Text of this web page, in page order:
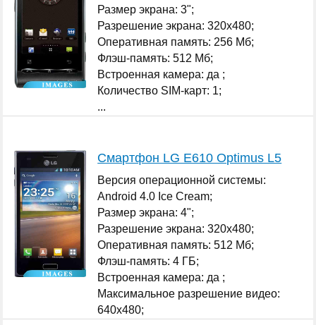
Размер экрана: 3";
Разрешение экрана: 320x480;
Оперативная память: 256 Мб;
Флэш-память: 512 Мб;
Встроенная камера: да ;
Количество SIM-карт: 1;
...
Смартфон LG E610 Optimus L5
Версия операционной системы:
Android 4.0 Ice Cream;
Размер экрана: 4";
Разрешение экрана: 320x480;
Оперативная память: 512 Мб;
Флэш-память: 4 ГБ;
Встроенная камера: да ;
Максимальное разрешение видео:
640x480;